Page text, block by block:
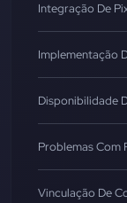
Integração De
Implementação
Disponibilidade
Problemas Com
Vinculação De